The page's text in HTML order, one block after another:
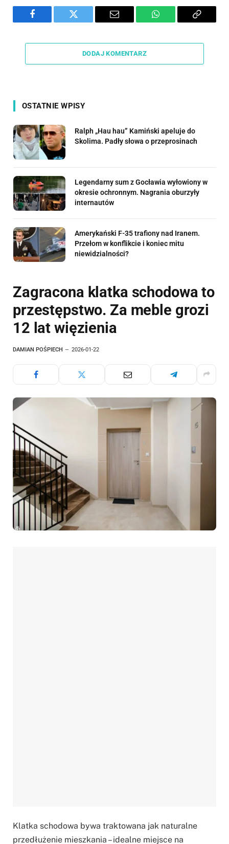
Facebook Twitter Email WhatsAppCopy
DODAJ KOMENTARZ
OSTATNIE WPISY
Ralph „Hau hau” Kamiński apeluje do
Skolima. Padły słowa o przeprosinach
Legendarny sum z Gocławia wyłowiony w
okresie ochronnym. Nagrania oburzyły
internautów
Amerykański F-35 trafiony nad Iranem.
Przełom w konflikcie i koniec mitu
niewidzialności?
Zagracona klatka schodowa to
przestępstwo. Za meble grozi
12 lat więzienia
DAMIAN POŚPIECH 2026-01-22
Klatka schodowa bywa traktowana jak naturalne
przedłużenie mieszkania – idealne miejsce na